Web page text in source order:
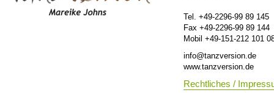
Schnupperstunde vor.
Kostenlose Schnupperstunde
Tel. +49-2296-99 89 145
Fax +49-2296-99 89 144
Mobil +49-151-212 101
info@tanzversion.de
www.tanzversion.de
Rechtliches /